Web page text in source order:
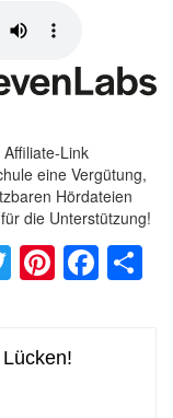
Link
eine Vergütung,
Hördateien
die Unterstützung!
Twitter